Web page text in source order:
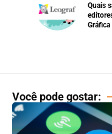
Quais
Gráfica
Você pode gostar: